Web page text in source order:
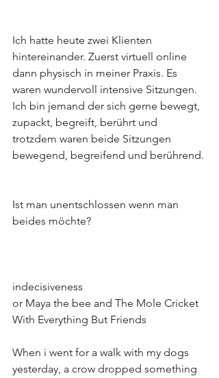
Ich hatte heute zwei Klienten
hintereinander. Zuerst virtuell online
dann physisch in meiner Praxis. Es
waren wundervoll intensive Sitzungen.
Ich bin jemand der sich gerne bewegt,
zupackt, begreift, berührt und
trotzdem waren beide Sitzungen
bewegend, begreifend und berührend.
Ist man unentschlossen wenn man
beides möchte?
indecisiveness
or Maya the bee and The Mole Cricket
With Everything But Friends
When i went for a walk with my dogs
yesterday, a crow dropped something